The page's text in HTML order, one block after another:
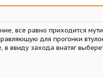
все равно приходится
для прогонки
в ввиду захода внатяг